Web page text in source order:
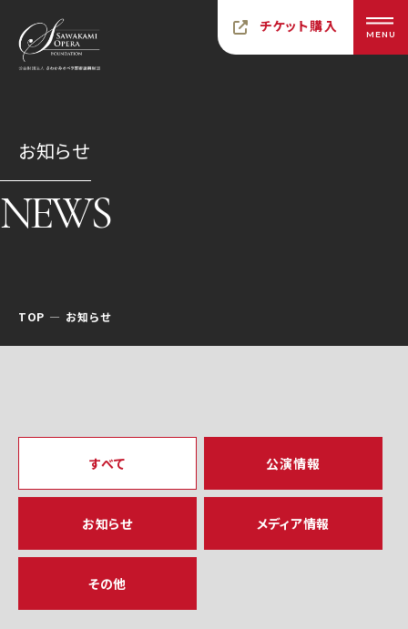
チケット購入 MENU
お知らせ
NEWS
TOP お知らせ
すべて 公演情報
お知らせ メディア情報
その他